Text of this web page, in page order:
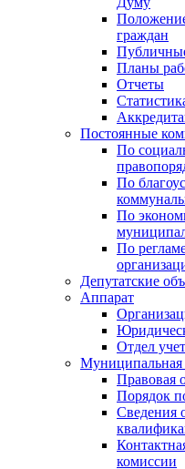
граждан
Планы
Отчеты
Постоянные
По
По
По
По
Депутатские
Аппарат
Отдел
Муниципальная
Правовая
Порядок
Сведения
комиссии